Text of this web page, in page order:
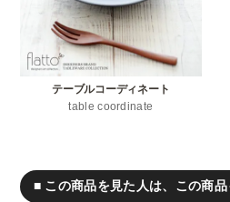
テーブルコーディネート
table coordinate
■ この商品を見た人は、この商